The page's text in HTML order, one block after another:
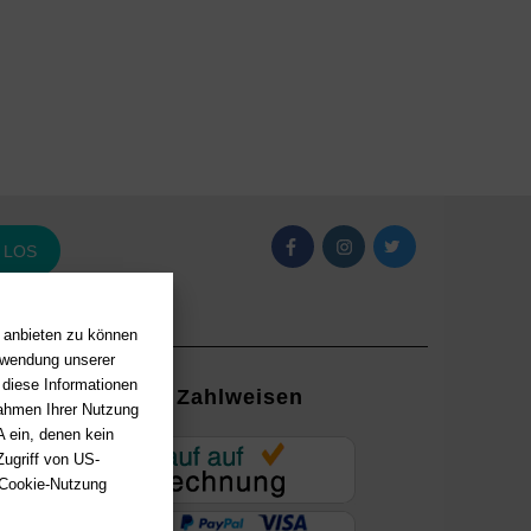
zu können
unserer
Informationen
Ihrer Nutzung
ein, denen kein
von US-
Nutzung
LOS
mit
Zahlweisen